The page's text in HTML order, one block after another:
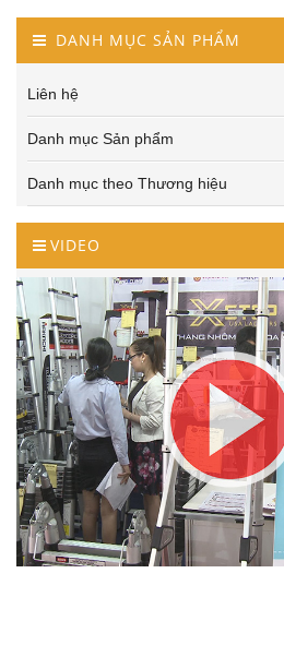
DANH MỤC SẢN PHẨM
Liên hệ
Danh mục Sản phẩm
Danh mục theo Thương hiệu
VIDEO